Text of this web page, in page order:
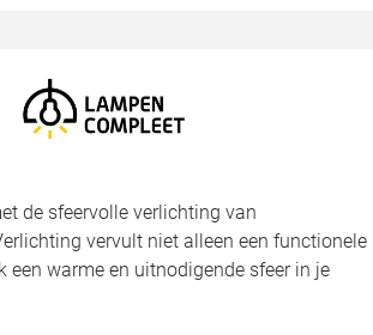
de sfeervolle verlichting van
vervult niet alleen een functionele
een warme en uitnodigende sfeer in je